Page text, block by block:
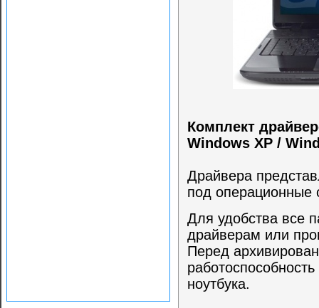
Комплект
Windows XP /
Драйвера
под операционные
Для удобства все
драйверам или
Перед
ноутбука.